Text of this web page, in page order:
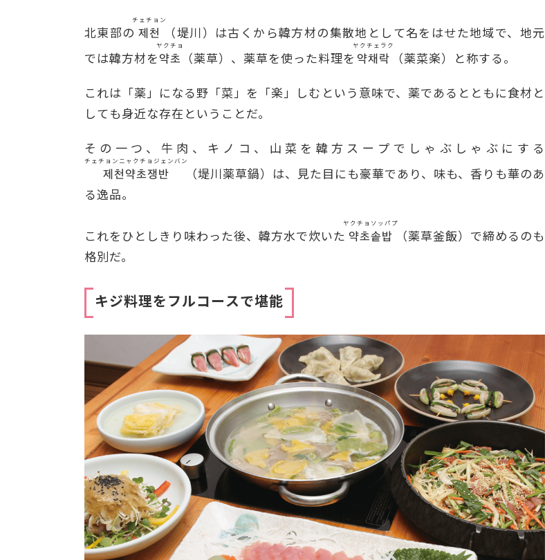
北東部の 제천
チェチョン
（堤川）は古くから韓方材の集散地として名をはせた地域で、地元
では韓方材を약초
ヤクチョ
（薬草）、薬草を使った料理を 약채락
ヤクチェラク
（薬菜楽）と称する。
これは「薬」になる野「菜」を「楽」しむという意味で、薬であるとともに食材と
しても身近な存在ということだ。
その一つ、牛肉、キノコ、山菜を韓方スープでしゃぶしゃぶにする
제천약초쟁반
チェチョンニャクチョジェンバン
（堤川薬草鍋）は、見た目にも豪華であり、味も、香りも華のあ
る逸品。
これをひとしきり味わった後、韓方水で炊いた 약초솥밥
ヤクチョソッパプ
（薬草釜飯）で締めるのも
格別だ。
キジ料理をフルコースで堪能